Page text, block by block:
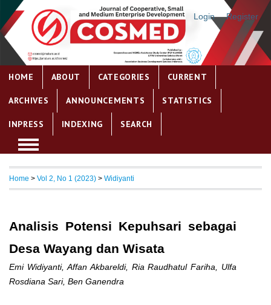
Login Register
HOME ABOUT CATEGORIES CURRENT
ARCHIVES ANNOUNCEMENTS STATISTICS
INPRESS INDEXING SEARCH
Home > Vol 2, No 1 (2023) > Widiyanti
Analisis Potensi Kepuhsari sebagai
Desa Wayang dan Wisata
Emi Widiyanti, Affan Akbareldi, Ria Raudhatul Fariha, Ulfa
Rosdiana Sari, Ben Ganendra